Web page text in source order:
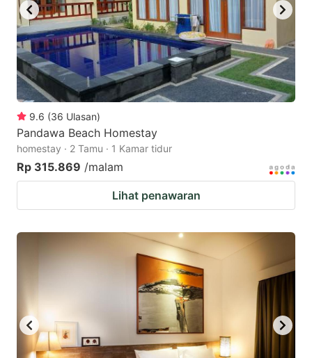
9.6 (36 Ulasan)
Pandawa Beach Homestay
homestay · 2 Tamu · 1 Kamar tidur
Rp 315.869 /malam
Lihat penawaran